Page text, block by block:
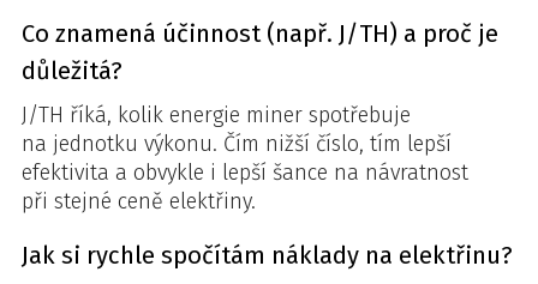
Co znamená účinnost (např. J/TH) a proč je
důležitá?
J/TH říká, kolik energie miner spotřebuje
na jednotku výkonu. Čím nižší číslo, tím lepší
efektivita a obvykle i lepší šance na návratnost
při stejné ceně elektřiny.
Jak si rychle spočítám náklady na elektřinu?